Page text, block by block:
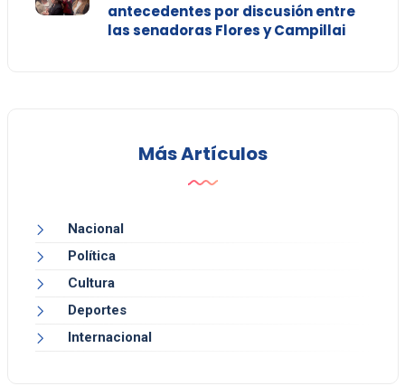
antecedentes por discusión entre
las senadoras Flores y Campillai
Más Artículos
Nacional
Política
Cultura
Deportes
Internacional